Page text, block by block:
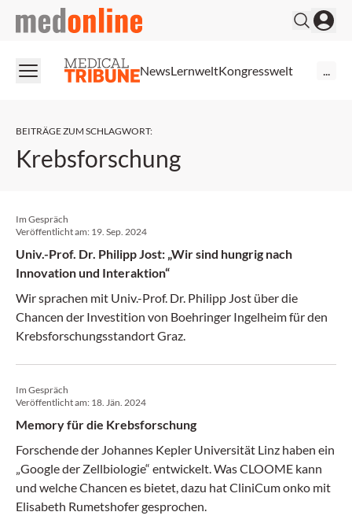
medonline
NewsLernweltKongresswelt
BEITRÄGE ZUM SCHLAGWORT:
Krebsforschung
Im Gespräch
Veröffentlicht am: 19. Sep. 2024
Univ.-Prof. Dr. Philipp Jost: „Wir sind hungrig nach
Innovation und Interaktion“
Wir sprachen mit Univ.-Prof. Dr. Philipp Jost über die
Chancen der Investition von Boehringer Ingelheim für den
Krebsforschungsstandort Graz.
Im Gespräch
Veröffentlicht am: 18. Jän. 2024
Memory für die Krebsforschung
Forschende der Johannes Kepler Universität Linz haben ein
„Google der Zellbiologie“ entwickelt. Was CLOOME kann
und welche Chancen es bietet, dazu hat CliniCum onko mit
Elisabeth Rumetshofer gesprochen.